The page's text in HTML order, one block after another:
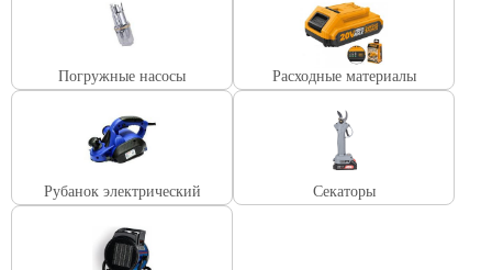
Погружные насосы Расходные материалы
Рубанок электрический Секаторы